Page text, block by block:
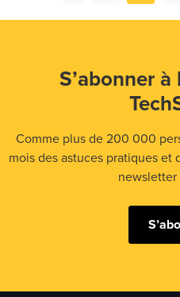
S’abonner
Comme plus de 200 000
mois des astuces pratiques et
newsletter